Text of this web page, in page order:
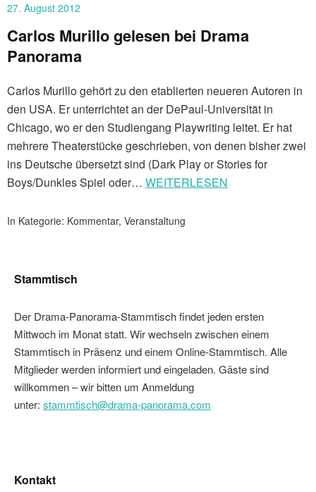
27. August 2012
Carlos Murillo gelesen bei Drama
Panorama
Carlos Murillo gehört zu den etablierten neueren Autoren in
den USA. Er unterrichtet an der DePaul-Universität in
Chicago, wo er den Studiengang Playwriting leitet. Er hat
mehrere Theaterstücke geschrieben, von denen bisher zwei
ins Deutsche übersetzt sind (Dark Play or Stories for
Boys/Dunkles Spiel oder… WEITERLESEN
In Kategorie: Kommentar, Veranstaltung
Stammtisch
Der Drama-Panorama-Stammtisch findet jeden ersten
Mittwoch im Monat statt. Wir wechseln zwischen einem
Stammtisch in Präsenz und einem Online-Stammtisch. Alle
Mitglieder werden informiert und eingeladen. Gäste sind
willkommen – wir bitten um Anmeldung
unter: stammtisch@drama-panorama.com
Kontakt